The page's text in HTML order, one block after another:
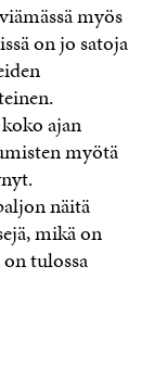
myös
on jo satoja
ajan
myötä
näitä
mikä on
tulossa